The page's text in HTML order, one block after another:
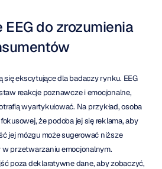
do zrozumienia
się ekscytujące dla badaczy rynku. EEG
reakcje poznawcze i emocjonalne,
wyartykułować. Na przykład, osoba
że podoba jej się reklama, aby
jej mózgu może sugerować niższe
przetwarzaniu emocjonalnym.
poza deklaratywne dane, aby zobaczyć,